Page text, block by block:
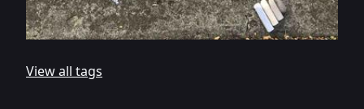
View all tags